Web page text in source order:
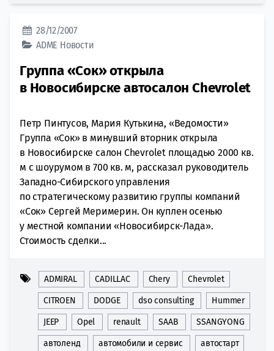
28/12/2007
ADME Новости
Группа «Сок» открыла
в Новосибирске автосалон Chevrolet
Петр Пинтусов, Мария Кутькина, «Ведомости»
Группа «Сок» в минувший вторник открыла
в Новосибирске салон Chevrolet площадью 2000 кв.
м с шоурумом в 700 кв. м, рассказал руководитель
Западно-Сибирского управления
по стратегическому развитию группы компаний
«Сок» Сергей Меримерин. Он куплен осенью
у местной компании «Новосибирск-Лада».
Стоимость сделки...
ADMIRAL CADILLAC Chery Chevrolet
CITROEN DODGE dso consulting Hummer
JEEP Opel renault SAAB SSANGYONG
автоленд автомобили и сервис автостарт